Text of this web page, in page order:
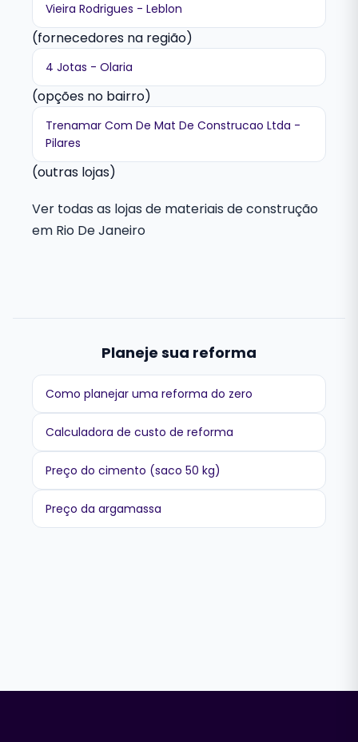
Vieira Rodrigues - Leblon
(fornecedores na região)
4 Jotas - Olaria
(opções no bairro)
Trenamar Com De Mat De Construcao Ltda -
Pilares
(outras lojas)
Ver todas as lojas de materiais de construção
em Rio De Janeiro
Planeje sua reforma
Como planejar uma reforma do zero
Calculadora de custo de reforma
Preço do cimento (saco 50 kg)
Preço da argamassa